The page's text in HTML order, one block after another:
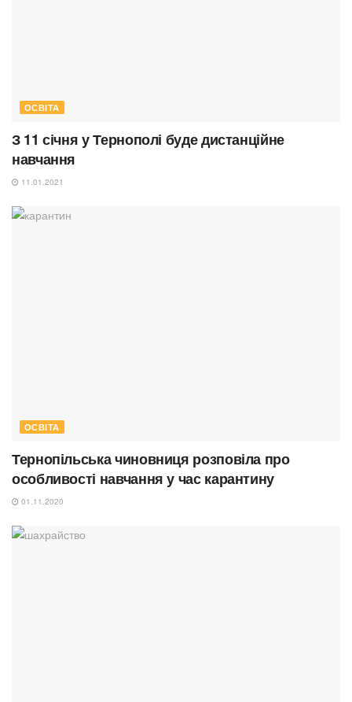
ОСВІТА
З 11 січня у Тернополі буде дистанційне
навчання
11.01.2021
ОСВІТА
Тернопільська чиновниця розповіла про
особливості навчання у час карантину
01.11.2020